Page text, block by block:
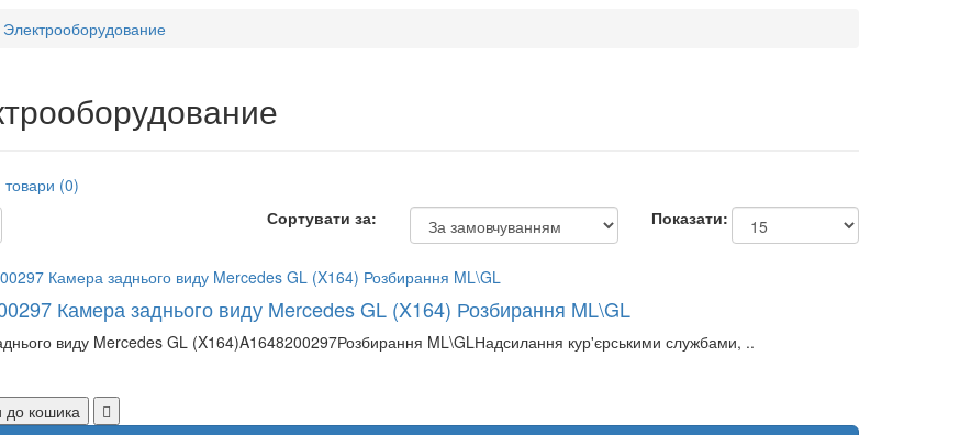
Электрооборудование
товари (0)
Сортувати за:
Показати:
Камера заднього виду Mercedes GL (X164) Розбирання ML\GL
виду Mercedes GL (X164)A1648200297Розбирання ML\GLНадсилання кур'єрськими службами, ..
до кошика